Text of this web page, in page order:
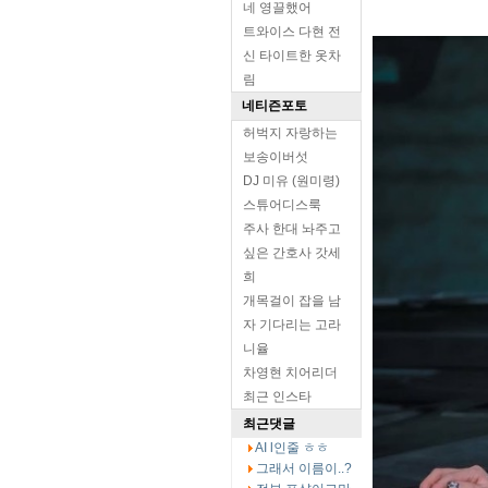
네 영끌했어
트와이스 다현 전
신 타이트한 옷차
림
네티즌포토
허벅지 자랑하는
보송이버섯
DJ 미유 (원미령)
스튜어디스룩
주사 한대 놔주고
싶은 간호사 갓세
희
개목걸이 잡을 남
자 기다리는 고라
니율
차영현 치어리더
최근 인스타
최근댓글
AI l인줄 ㅎㅎ
그래서 이름이..?